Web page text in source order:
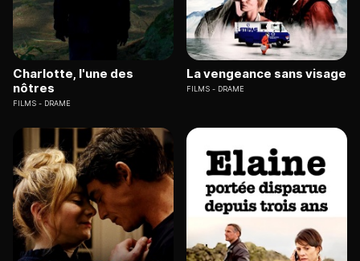
Charlotte, l'une des
nôtres
FILMS DRAME
La vengeance sans visage
FILMS DRAME